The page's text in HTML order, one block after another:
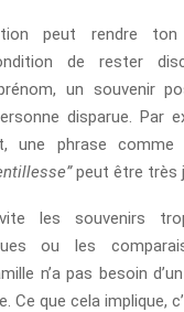
peut rendre ton
de rester
un souvenir
disparue. Par
une phrase comme
peut être très
les souvenirs
ou les
n’a pas besoin
Ce que cela implique,